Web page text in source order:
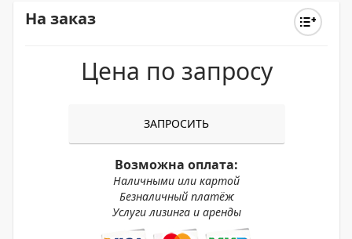
На заказ
Цена по запросу
ЗАПРОСИТЬ
Возможна оплата:
Наличными или картой
Безналичный платёж
Услуги лизинга и аренды